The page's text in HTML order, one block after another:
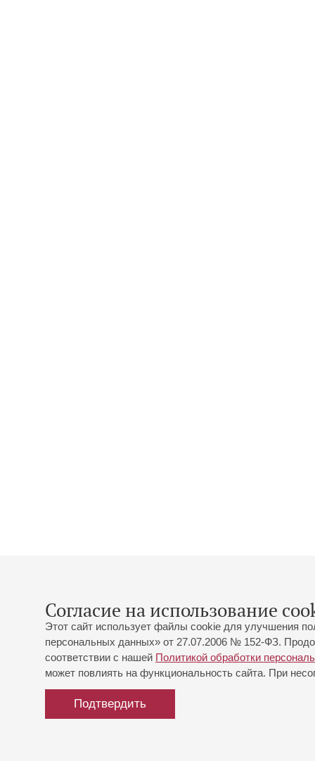
Согласие на использование
Этот сайт использует файлы cookie для улучшения
персональных данных» от 27.07.2006 № 152-ФЗ.
соответствии с нашей Политикой обработки
может повлиять на функциональность сайта. При
Подтвердить